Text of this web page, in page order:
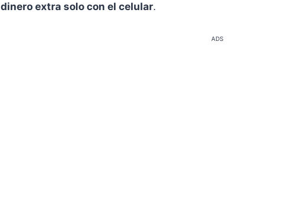
dinero extra solo con el celular.
ADS